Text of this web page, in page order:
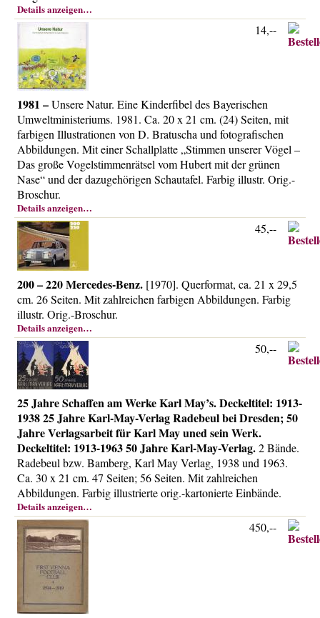
Details anzeigen…
1981 –Unsere Natur. Eine Kinderfibel des Bayerischen
Umweltministeriums. 1981. Ca. 20 x 21 cm. (24) Seiten, mit
farbigen Illustrationen von D. Bratuscha und fotografischen
Abbildungen. Mit einer Schallplatte „Stimmen unserer Vögel –
Das große Vogelstimmenrätsel vom Hubert mit der grünen
Nase“ und der dazugehörigen Schautafel. Farbig illustr. Orig.-
Broschur.
Details anzeigen…
14,--
200 – 220 Mercedes-Benz. [1970]. Querformat, ca. 21 x 29,5
cm. 26 Seiten. Mit zahlreichen farbigen Abbildungen. Farbig
illustr. Orig.-Broschur.
Details anzeigen…
45,--
25 Jahre Schaffen am Werke Karl May’s. Deckeltitel: 1913-
1938 25 Jahre Karl-May-Verlag Radebeul bei Dresden; 50
Jahre Verlagsarbeit für Karl May uned sein Werk.
Deckeltitel: 1913-1963 50 Jahre Karl-May-Verlag.2 Bände.
Radebeul bzw. Bamberg, Karl May Verlag, 1938 und 1963.
Ca. 30 x 21 cm. 47 Seiten; 56 Seiten. Mit zahlreichen
Abbildungen. Farbig illustrierte orig.-kartonierte Einbände.
Details anzeigen…
50,--
450,--